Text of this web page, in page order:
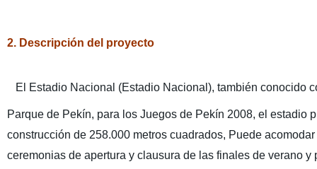
2. Descripción del proyecto
El Estadio Nacional (Estadio Nacional), también conocido
Parque de Pekín, para los Juegos de Pekín 2008, el estadio
construcción de 258.000 metros cuadrados, Puede
ceremonias de apertura y clausura de las finales de verano